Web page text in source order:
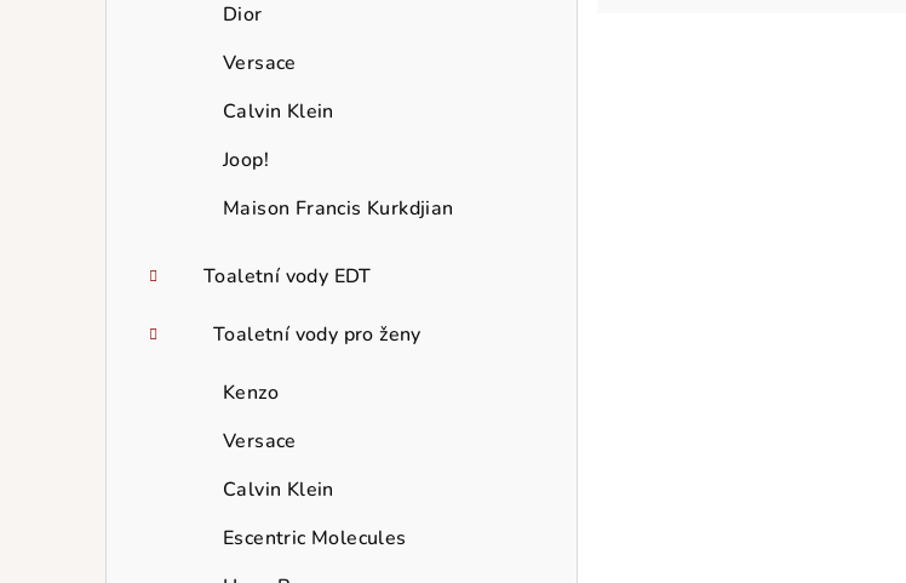
Dior
Versace
Calvin Klein
Joop!
Maison Francis Kurkdjian
Toaletní vody EDT
Toaletní vody pro ženy
Kenzo
Versace
Calvin Klein
Escentric Molecules